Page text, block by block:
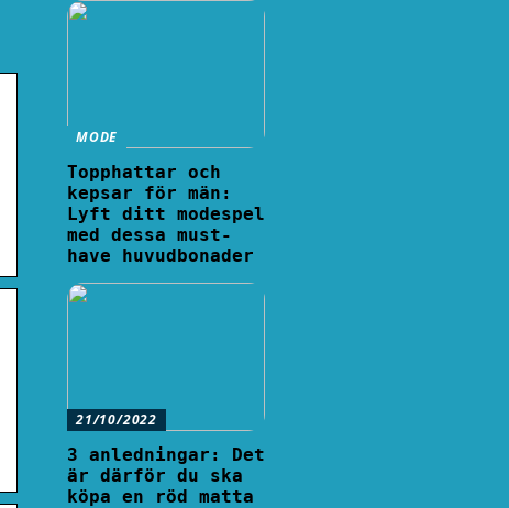
MODE
Topphattar och
kepsar för män:
Lyft ditt modespel
med dessa must-
have huvudbonader
21/10/2022
3 anledningar: Det
är därför du ska
köpa en röd matta